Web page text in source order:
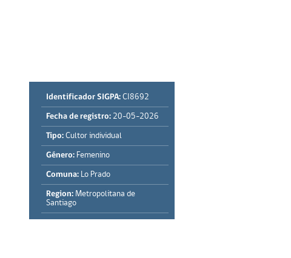
Identificador SIGPA: CI8692
Fecha de registro: 20-05-2026
Tipo: Cultor individual
Género: Femenino
Comuna: Lo Prado
Region: Metropolitana de
Santiago